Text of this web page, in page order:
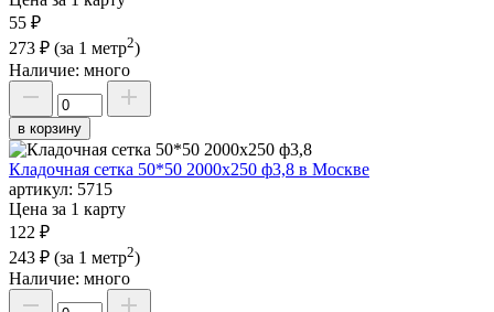
55 ₽
273 ₽ (за 1 метр2)
Наличие: много
в корзину
Кладочная сетка 50*50 2000х250 ф3,8 в Москве
артикул: 5715
Цена за 1 карту
122 ₽
243 ₽ (за 1 метр2)
Наличие: много